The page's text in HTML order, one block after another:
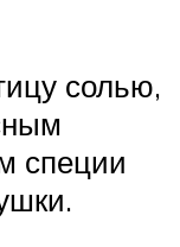
солью,
специи